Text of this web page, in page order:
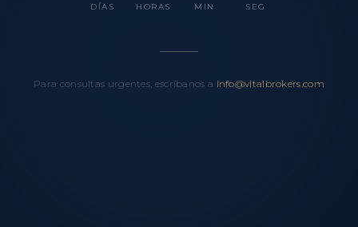
DÍAS HORAS MIN SEG
Para consultas urgentes, escríbanos a info@vitalbrokers.com